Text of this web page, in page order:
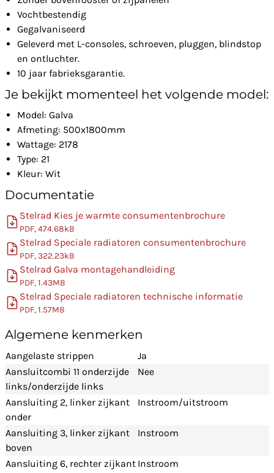
Vochtbestendig
Gegalvaniseerd
Geleverd met L-consoles, schroeven, pluggen, blindstop
en ontluchter.
10 jaar fabrieksgarantie.
Je bekijkt momenteel het volgende model:
Model: Galva
Afmeting: 500x1800mm
Wattage: 2178
Type: 21
Kleur: Wit
Documentatie
Stelrad Kies je warmte consumentenbrochure
PDF, 474.68kB
Stelrad Speciale radiatoren consumentenbrochure
PDF, 322.23kB
Stelrad Galva montagehandleiding
PDF, 1.43MB
Stelrad Speciale radiatoren technische informatie
PDF, 1.57MB
Algemene kenmerken
Aangelaste strippen
Ja
Aansluitcombi 11 onderzijde
links/onderzijde links
Nee
Aansluiting 2, linker zijkant
onder
Instroom/uitstroom
Aansluiting 3, linker zijkant
boven
Instroom
Aansluiting 6, rechter zijkant Instroom